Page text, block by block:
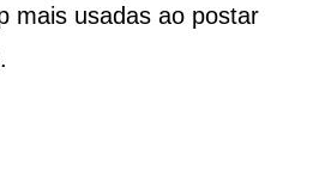
mais usadas ao postar